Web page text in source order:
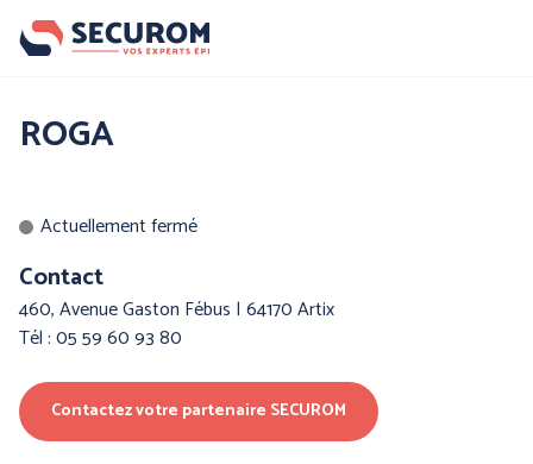
Aller
ROGA
Actuellement fermé
Contact
460, Avenue Gaston Fébus | 64170 Artix
Tél : 05 59 60 93 80
Contactez votre partenaire SECUROM